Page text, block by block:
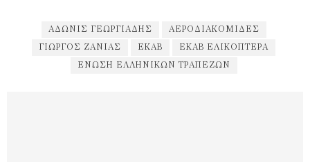
ΆΔΩΝΙΣ ΓΕΩΡΓΙΆΔΗΣ ΑΕΡΟΔΙΑΚΟΜΙΔΈΣ
ΓΙΏΡΓΟΣ ΖΑΝΙΆΣ ΕΚΑΒ ΕΚΑΒ ΕΛΙΚΌΠΤΕΡΑ
ΈΝΩΣΗ ΕΛΛΗΝΙΚΏΝ ΤΡΑΠΕΖΏΝ